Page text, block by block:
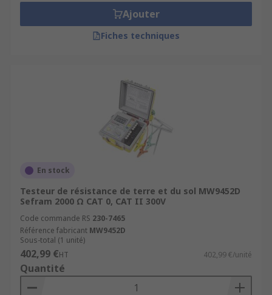
Ajouter
Fiches techniques
En stock
Testeur de résistance de terre et du sol MW9452D
Sefram 2000 Ω CAT 0, CAT II 300V
Code commande RS 230-7465
Référence fabricant MW9452D
Sous-total (1 unité)
402,99 €HT 402,99 €/unité
Quantité